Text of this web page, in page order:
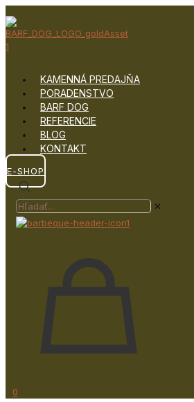
KAMENNÁ PREDAJŇA
PORADENSTVO
BARF DOG
REFERENCIE
BLOG
KONTAKT
E-SHOP
✕
0